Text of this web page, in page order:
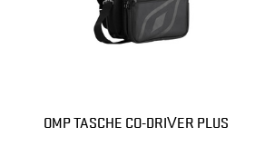
OMP TASCHE CO-DRIVER PLUS